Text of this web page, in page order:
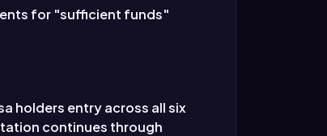
for "sufficient funds"
holders entry across all six
continues through